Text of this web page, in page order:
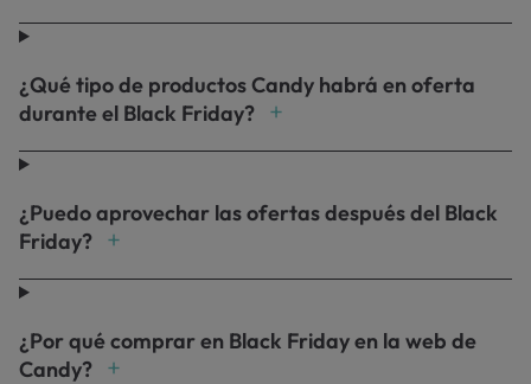
¿Qué tipo de productos Candy habrá en oferta
durante el Black Friday?
¿Puedo aprovechar las ofertas después del Black
Friday?
¿Por qué comprar en Black Friday en la web de
Candy?